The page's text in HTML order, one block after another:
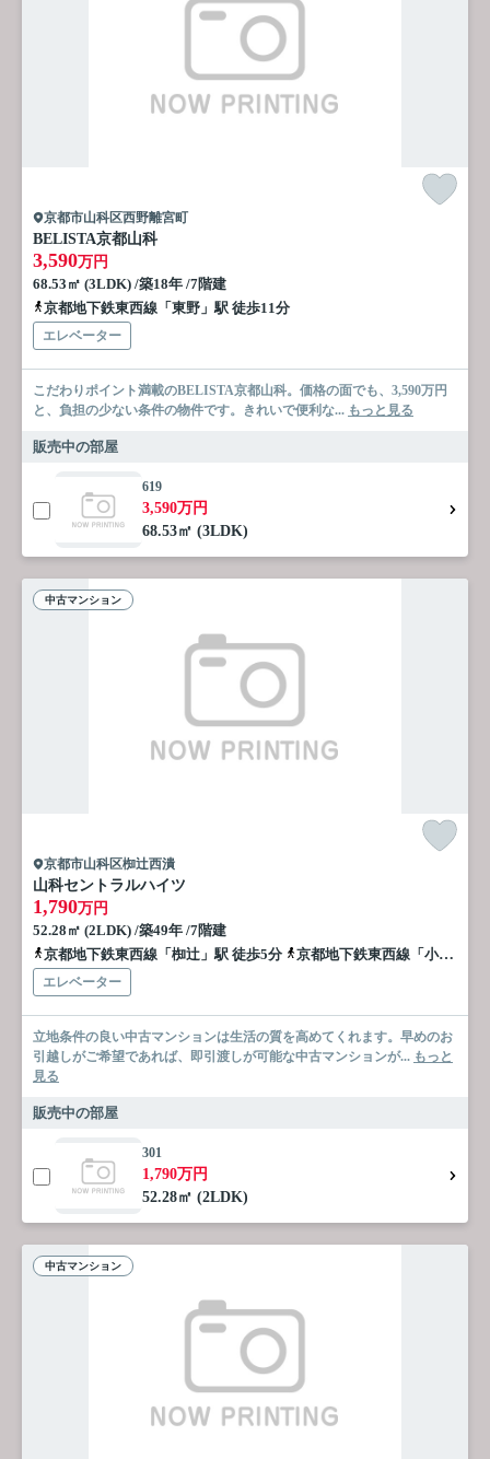
京都市山科区西野離宮町
BELISTA京都山科
3,590万円
68.53㎡ (3LDK) /築18年 /7階建
京都地下鉄東西線「東野」駅 徒歩11分
エレベーター
こだわりポイント満載のBELISTA京都山科。価格の面でも、3,590万円
と、負担の少ない条件の物件です。きれいで便利な... もっと見る
販売中の部屋
619
3,590万円
68.53㎡ (3LDK)
中古マンション
京都市山科区椥辻西潰
山科セントラルハイツ
1,790万円
52.28㎡ (2LDK) /築49年 /7階建
京都地下鉄東西線「椥辻」駅 徒歩5分
京都地下鉄東西線「小野」駅 徒歩14分
エレベーター
立地条件の良い中古マンションは生活の質を高めてくれます。早めのお
引越しがご希望であれば、即引渡しが可能な中古マンションが... もっと
見る
販売中の部屋
301
1,790万円
52.28㎡ (2LDK)
中古マンション